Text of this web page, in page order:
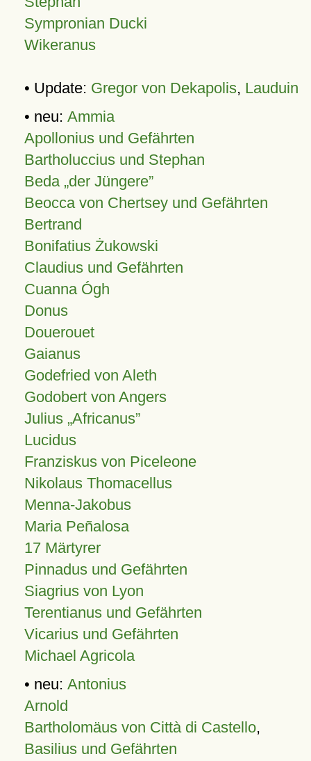
Sympronian Ducki
Wikeranus
• Update: Gregor von Dekapolis, Lauduin
• neu: Ammia
Apollonius und Gefährten
Bartholuccius und Stephan
Beda „der Jüngere”
Beocca von Chertsey und Gefährten
Bertrand
Bonifatius Żukowski
Claudius und Gefährten
Cuanna Ógh
Donus
Douerouet
Gaianus
Godefried von Aleth
Godobert von Angers
Julius Africanus
Lucidus
Franziskus von Piceleone
Nikolaus Thomacellus
Menna-Jakobus
Maria Peñalosa
17 Märtyrer
Pinnadus und Gefährten
Siagrius von Lyon
Terentianus und Gefährten
Vicarius und Gefährten
Michael Agricola
• neu: Antonius
Arnold
Bartholomäus von Città di Castello,
Basilius und Gefährten